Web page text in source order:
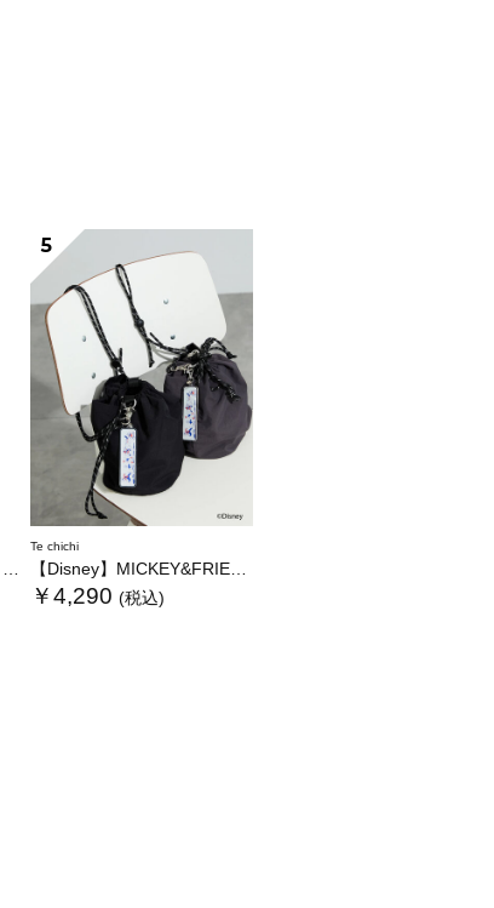
5
Te chichi
【Disney】MICKEY&FRIENDS/巾着バッグ
￥4,290 (税込)